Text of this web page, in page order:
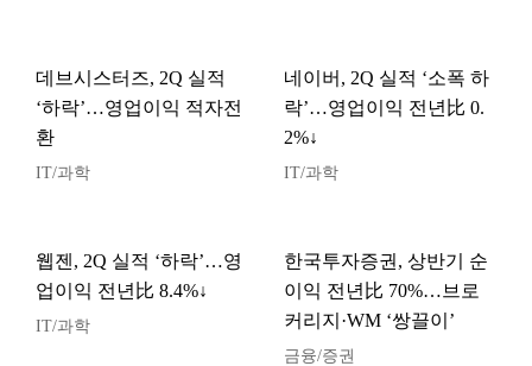
데브시스터즈, 2Q 실적
‘하락’…영업이익 적자전
환
IT/과학
네이버, 2Q 실적 ‘소폭 하
락’…영업이익 전년比 0.
2%↓
IT/과학
웹젠, 2Q 실적 ‘하락’…영
업이익 전년比 8.4%↓
IT/과학
한국투자증권, 상반기 순
이익 전년比 70%…브로
커리지·WM ‘쌍끌이’
금융/증권